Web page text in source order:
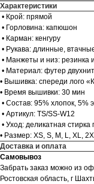
Характеристики
• Крой: прямой
• Горловина: капюшон
• Карман: кенгуру
• Рукава: длинные,
• Манжеты и низ: резинка
• Материал: футер
• Вышивка: спереди лого
• Время вышивки: 30 мин
• Состав: 95% хлопок, 5%
• Артикул: TS/SS-W12
• Уход: деликатная стирка
• Размер: XS, S, M, L, XL,
Доставка и оплата
Самовывоз
Забрать заказ можно из
Ростовская область, г